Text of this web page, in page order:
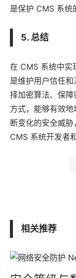
是保护 CMS 系统
5. 总结
在 CMS 系统中实
是维护用户信任
择加密算法、保
方式，能够有效
断变化的安全威
CMS 系统开发者
相关推荐